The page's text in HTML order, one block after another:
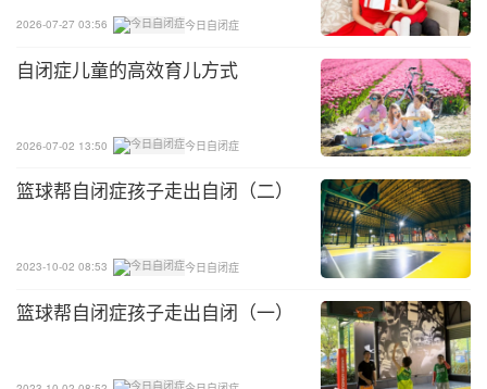
2026-07-27 03:56 今日自闭症
自闭症儿童的高效育儿方式
2026-07-02 13:50 今日自闭症
篮球帮自闭症孩子走出自闭（二）
2023-10-02 08:53 今日自闭症
篮球帮自闭症孩子走出自闭（一）